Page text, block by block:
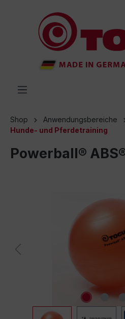
springen
Shop
Anwendungsbereiche
Hunde- und Pferdetraining
Powerball®